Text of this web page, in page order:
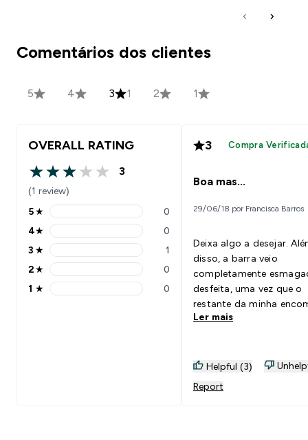
Comentários dos clientes
5 4 3 1 2 1
OVERALL RATING
3 out of 5 stars
3
(1 review)
5 stars rating 0 reviews
5★ 0
4 stars rating 0 reviews
4★ 0
3 stars rating 1 reviews
3 ★ 1
2 stars rating 0 reviews
2★ 0
1 stars rating 0 reviews
1 ★ 0
3 Compra
Boa mas...
29/06/18 por Francisca Barros
Deixa algo a desejar.
disso, a barra veio
completamente
desfeita, uma vez que o
restante da minha
veio em cima da barra. O
deixando algo a desejar
Ler mais
Helpful (3)
Report